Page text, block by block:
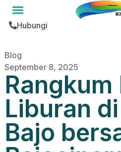
Hubungi
Blog
September 8, 2025
Rangkum
Liburan
Bajo